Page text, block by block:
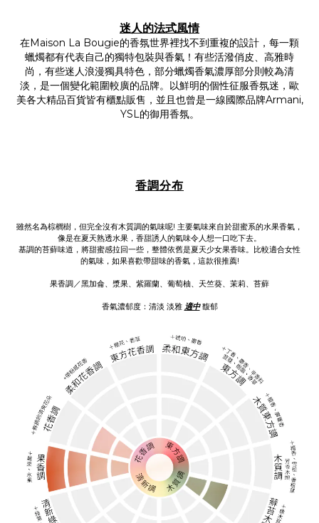
迷人的法式風情
在Maison La Bougie的香氛世界裡找不到重複的設計，每一顆
蠟燭都有代表自己的獨特包裝與香氣！有些活潑俏皮、高雅時
尚，有些迷人浪漫獨具特色，部分蠟燭香氣濃厚部分則較為清
淡，是一個變化範圍較廣的品牌。以鮮明的個性征服香氛迷，歐
美各大精品百貨皆有櫃點販售，並且也曾是一線國際品牌Armani,
YSL的御用香氛。
香調分布
雖然名為棕櫚樹，但完全沒有木質調的氣味呢! 主要氣味來自於甜蜜系的水果香氣，
像是在夏天熟透水果，香甜誘人的氣味令人想一口吃下去。
基調的苔蘚味道，將甜蜜感拉回一些，整體依舊是夏天少女果香味。比較適合女性
的氣味，如果喜歡帶甜味的香氣，這款很推薦!
果香調／黑加侖、漿果、紫羅蘭、葡萄柚、天竺葵、茉莉、苔蘚
香氣濃郁度： 清淡 淡雅 適中 馥郁